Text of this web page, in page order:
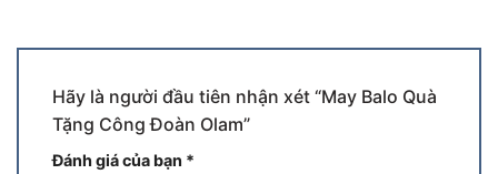
Hãy là người đầu tiên nhận xét “May Balo Quà
Tặng Công Đoàn Olam”
Đánh giá của bạn *